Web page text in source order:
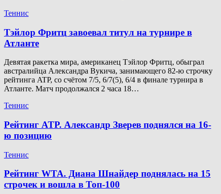
Теннис
Тэйлор Фритц завоевал титул на турнире в
Атланте
Девятая ракетка мира, американец Тэйлор Фритц, обыграл
австралийца Александра Вукича, занимающего 82-ю строчку
рейтинга ATP, со счётом 7/5, 6/7(5), 6/4 в финале турнира в
Атланте. Матч продолжался 2 часа 18…
Теннис
Рейтинг ATP. Александр Зверев поднялся на 16-
ю позицию
Теннис
Рейтинг WTA. Диана Шнайдер поднялась на 15
строчек и вошла в Топ-100